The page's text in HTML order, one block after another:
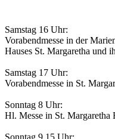
Samstag 16 Uhr:
Vorabendmesse in der
Hauses St. Margaretha und
Samstag 17 Uhr:
Vorabendmesse in St.
Sonntag 8 Uhr:
Hl. Messe in St. Margaretha